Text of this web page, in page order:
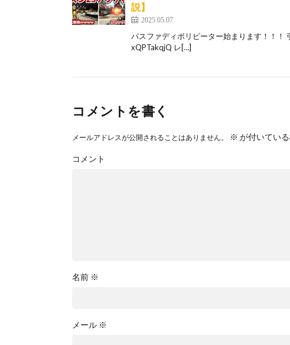
説】
2025.05.07
パスファディボリピーター始まります！！
xQPTakqjQ レ[…]
コメントを書く
メールアドレスが公開されることはありません。 ※ が付いてい
コメント
名前 ※
メール ※